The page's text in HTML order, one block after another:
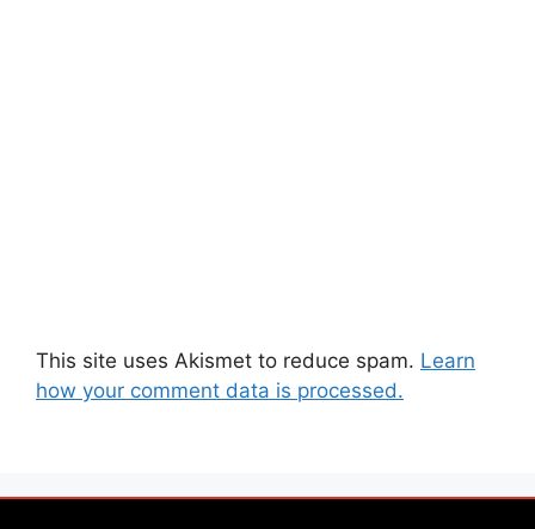
This site uses Akismet to reduce spam. Learn
how your comment data is processed.